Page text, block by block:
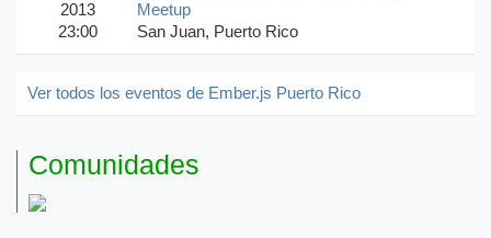
2013
23:00
Meetup
San Juan, Puerto Rico
Ver todos los eventos de Ember.js Puerto Rico
Comunidades